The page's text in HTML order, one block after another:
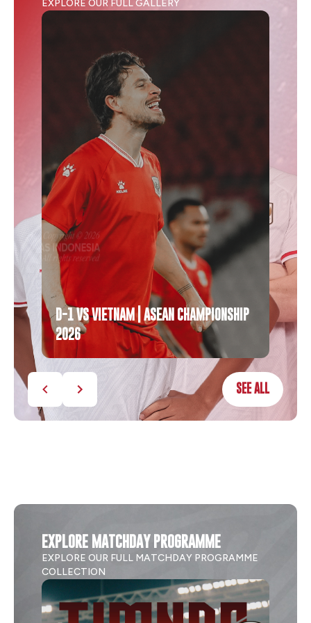
EXPLORE OUR FULL GALLERY
D-1 VS VIETNAM | ASEAN CHAMPIONSHIP
2026
SEE ALL
EXPLORE MATCHDAY PROGRAMME
EXPLORE OUR FULL MATCHDAY PROGRAMME
COLLECTION